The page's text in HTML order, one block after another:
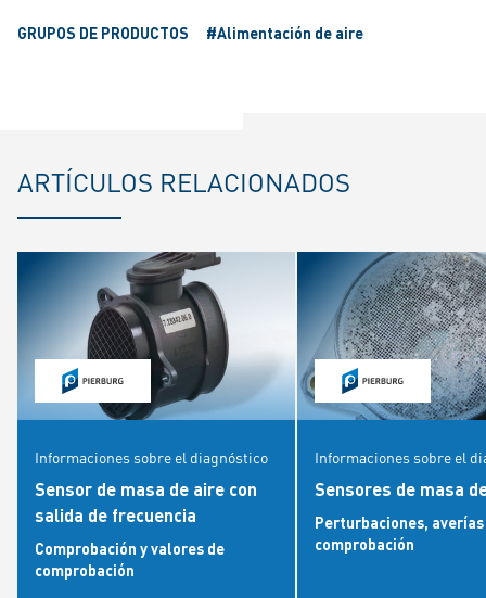
GRUPOS DE PRODUCTOS
#Alimentación de aire
ARTÍCULOS RELACIONADOS
Informaciones sobre el diagnóstico
Sensor de masa de aire con
salida de frecuencia
Comprobación y valores de
comprobación
Informaciones sobre el
Sensores de masa
Perturbaciones, averías
comprobación